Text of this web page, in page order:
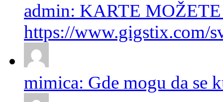
admin: KARTE
https://www.gigstix.com/
mimica: Gde mogu da se